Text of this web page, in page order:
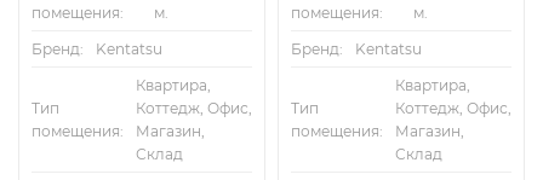
помещения:
м.
Бренд:
Kentatsu
Тип
помещения:
Квартира,
Коттедж, Офис,
Магазин,
Склад
помещения:
м.
Бренд:
Kentatsu
Тип
помещения:
Квартира,
Коттедж, Офис,
Магазин,
Склад